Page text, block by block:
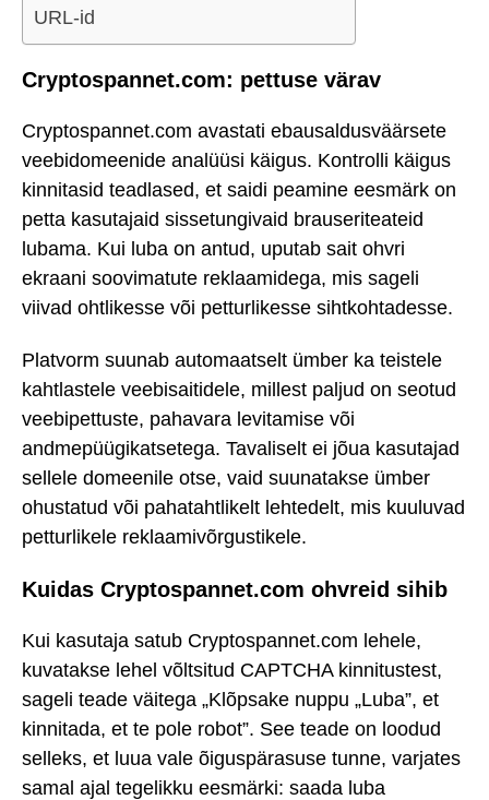
URL-id
Cryptospannet.com: pettuse värav
Cryptospannet.com avastati ebausaldusväärsete
veebidomeenide analüüsi käigus. Kontrolli käigus
kinnitasid teadlased, et saidi peamine eesmärk on
petta kasutajaid sissetungivaid brauseriteateid
lubama. Kui luba on antud, uputab sait ohvri
ekraani soovimatute reklaamidega, mis sageli
viivad ohtlikesse või petturlikesse sihtkohtadesse.
Platvorm suunab automaatselt ümber ka teistele
kahtlastele veebisaitidele, millest paljud on seotud
veebipettuste, pahavara levitamise või
andmepüügikatsetega. Tavaliselt ei jõua kasutajad
sellele domeenile otse, vaid suunatakse ümber
ohustatud või pahatahtlikelt lehtedelt, mis kuuluvad
petturlikele reklaamivõrgustikele.
Kuidas Cryptospannet.com ohvreid sihib
Kui kasutaja satub Cryptospannet.com lehele,
kuvatakse lehel võltsitud CAPTCHA kinnitustest,
sageli teade väitega „Klõpsake nuppu „Luba”, et
kinnitada, et te pole robot”. See teade on loodud
selleks, et luua vale õiguspärasuse tunne, varjates
samal ajal tegelikku eesmärki: saada luba